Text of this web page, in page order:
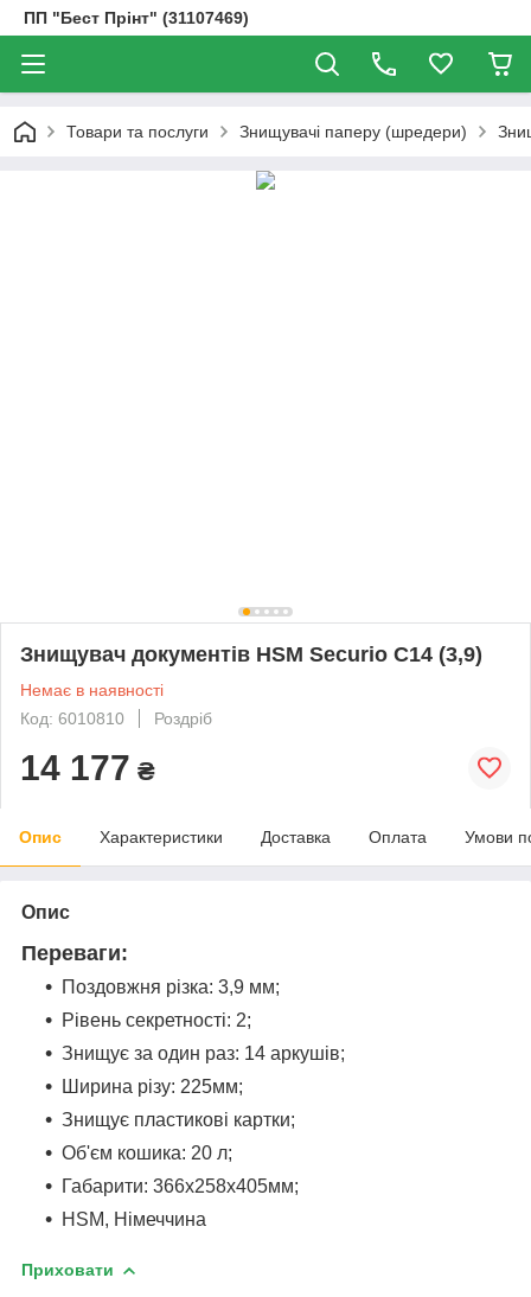
ПП "Бест Прінт" (31107469)
Товари та послуги Знищувачі паперу (шредери)
Знищувач документів HSM Securio C14 (3,9)
Немає в наявності
Код: 6010810
Роздріб
14 177 ₴
Опис Характеристики Доставка Оплата Умови
Опис
Переваги:
Поздовжня різка: 3,9 мм;
Рівень секретності: 2;
Знищує за один раз: 14 аркушів;
Ширина різу: 225мм;
Знищує пластикові картки;
Об'єм кошика: 20 л;
Габарити: 366х258х405мм;
HSM, Німеччина
Приховати